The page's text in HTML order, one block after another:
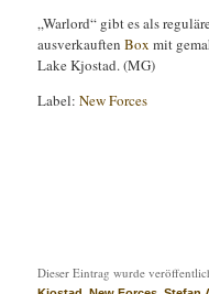
„Warlord“ gibt es als
ausverkauftenBox mit
Lake Kjostad. (MG)
Label:New Forces
Dieser Eintrag wurde